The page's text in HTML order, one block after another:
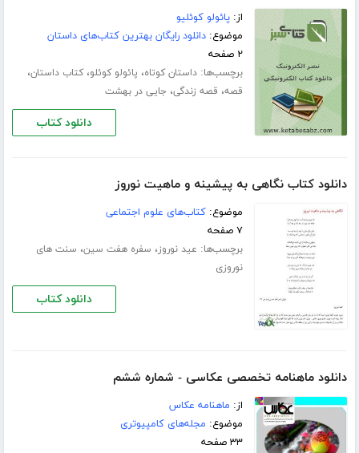
از:پائولو کوئلیو
موضوع:دانلود رایگان بهترین کتاب‌های داستان
۲ صفحه
برچسب‌ها:داستان کوتاه، پائولو کوئلو،کتاب داستان،
قصه، قصه زندگی، جایی در بهشت
دانلود کتاب
دانلود کتاب نگاهی به پیشینه و ماهیت نوروز
موضوع:کتاب‌های علوم اجتماعی
۷ صفحه
برچسب‌ها: عید نوروز، سفره هفت سین، سنت های
نوروزی
دانلود کتاب
دانلود ماهنامه تخصصی عکاسی - شماره ششم
از: ماهنامه عکاس
موضوع: مجله‌های کامپیوتری
۳۳ صفحه